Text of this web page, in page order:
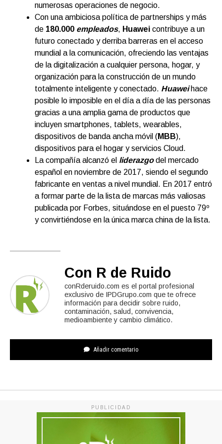
numerosas operaciones de negocio.
Con una ambiciosa política de partnerships y más
de 180.000 empleados, Huawei contribuye a un
futuro conectado y derriba barreras en el acceso
mundial a la comunicación, ofreciendo las ventajas
de la digitalización a cualquier persona, hogar, y
organización para la construcción de un mundo
totalmente inteligente y conectado. Huawei hace
posible lo imposible en el día a día de las personas
gracias a una amplia gama de productos que
incluyen smartphones, tablets, wearables,
dispositivos de banda ancha móvil (MBB),
dispositivos para el hogar y servicios Cloud.
La compañía alcanzó el liderazgodel mercado
español en noviembre de 2017, siendo el segundo
fabricante en ventas a nivel mundial. En 2017 entró
a formar parte de la lista de marcas más valiosas
publicada por Forbes, situándose en el puesto 79º
y convirtiéndose en la única marca china de la lista.
Con R de Ruido
conRderuido.com es el portal profesional
exclusivo de IPDGrupo.com que te ofrece
información para decidir sobre ruido,
contaminación, salud, convivencia,
medioambiente y cambio climático.
Añadir comentario
PUBLICIDAD